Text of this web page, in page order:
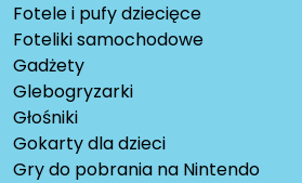
Fotele i pufy dziecięce
Foteliki samochodowe
Gadżety
Glebogryzarki
Głośniki
Gokarty dla dzieci
Gry do pobrania na Nintendo